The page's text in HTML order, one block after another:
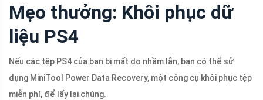
Mẹo thưởng: Khôi phục dữ
liệu PS4
Nếu các tệp PS4 của bạn bị mất do nhầm lẫn, bạn có thể sử
dụng MiniTool Power Data Recovery, một công cụ khôi phục tệp
miễn phí, để lấy lại chúng.